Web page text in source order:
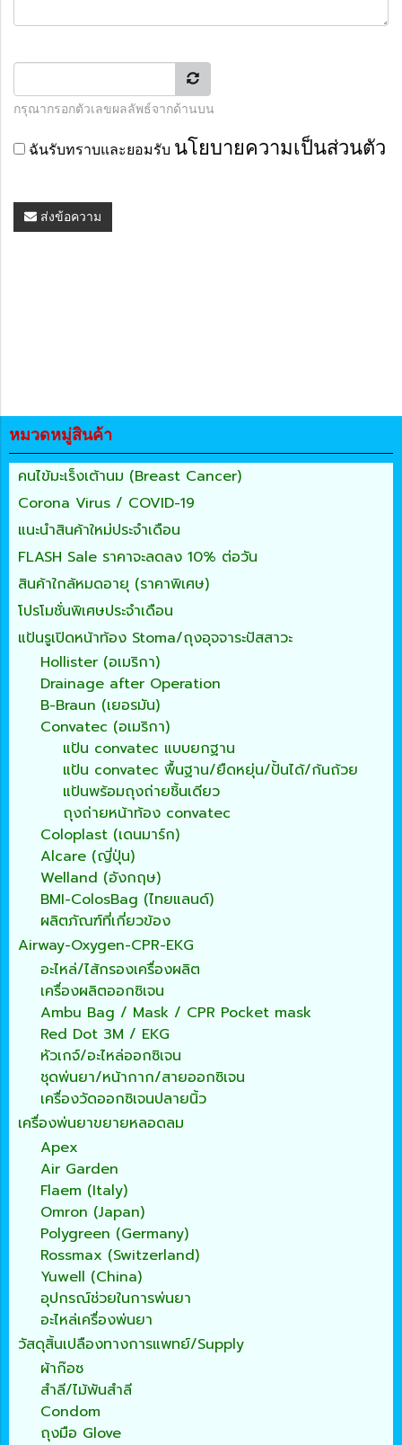
กรุณากรอกตัวเลขผลลัพธ์จากด้านบน
ฉันรับทราบและยอมรับ นโยบายความเป็นส่วนตัว
ส่งข้อความ
หมวดหมู่สินค้า
คนไข้มะเร็งเต้านม (Breast Cancer)
Corona Virus / COVID-19
แนะนำสินค้าใหม่ประจำเดือน
FLASH Sale ราคาจะลดลง 10% ต่อวัน
สินค้าใกล้หมดอายุ (ราคาพิเศษ)
โปรโมชั่นพิเศษประจำเดือน
แป้นรูเปิดหน้าท้อง Stoma/ถุงอุจจาระปัสสาวะ
Hollister (อเมริกา)
Drainage after Operation
B-Braun (เยอรมัน)
Convatec (อเมริกา)
แป้น convatec แบบยกฐาน
แป้น convatec พื้นฐาน/ยืดหยุ่น/ปั้นได้/ก้นถ้วย
แป้นพร้อมถุงถ่ายชิ้นเดียว
ถุงถ่ายหน้าท้อง convatec
Coloplast (เดนมาร์ก)
Alcare (ญี่ปุ่น)
Welland (อังกฤษ)
BMI-ColosBag (ไทยแลนด์)
ผลิตภัณฑ์ที่เกี่ยวข้อง
Airway-Oxygen-CPR-EKG
อะไหล่/ไส้กรองเครื่องผลิต
เครื่องผลิตออกซิเจน
Ambu Bag / Mask / CPR Pocket mask
Red Dot 3M / EKG
หัวเกจ์/อะไหล่ออกซิเจน
ชุดพ่นยา/หน้ากาก/สายออกซิเจน
เครื่องวัดออกซิเจนปลายนิ้ว
เครื่องพ่นยาขยายหลอดลม
Apex
Air Garden
Flaem (Italy)
Omron (Japan)
Polygreen (Germany)
Rossmax (Switzerland)
Yuwell (China)
อุปกรณ์ช่วยในการพ่นยา
อะไหล่เครื่องพ่นยา
วัสดุสิ้นเปลืองทางการแพทย์/Supply
ผ้าก๊อซ
สำลี/ไม้พันสำลี
Condom
ถุงมือ Glove